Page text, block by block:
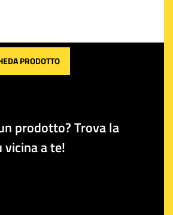
PRODOTTO
prodotto? Trova la
a te!